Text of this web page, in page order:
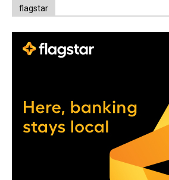
flagstar